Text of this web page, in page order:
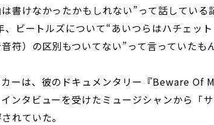
書けなかったかもしれない”って話している
、ビートルズについて“あいつらはハチェッ
符）の区別もついてない”って言っていたも
ーは、彼のドキュメンタリー『Beware Of
ンタビューを受けたミュージシャンから「サ
れていた。